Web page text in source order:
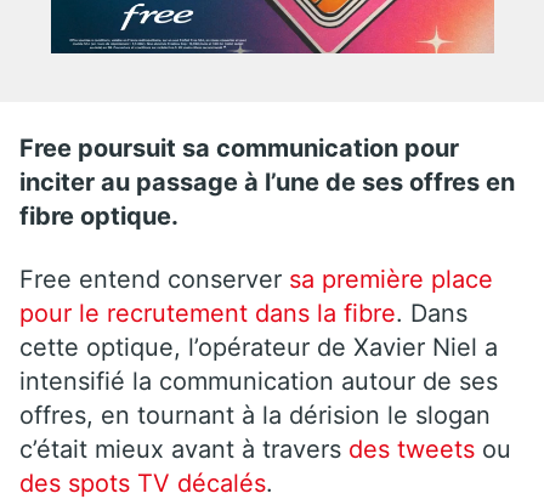
Free poursuit sa communication pour
inciter au passage à l’une de ses offres en
fibre optique.
Free entend conserver sa première place
pour le recrutement dans la fibre. Dans
cette optique, l’opérateur de Xavier Niel a
intensifié la communication autour de ses
offres, en tournant à la dérision le slogan
c’était mieux avant à travers des tweets ou
des spots TV décalés.